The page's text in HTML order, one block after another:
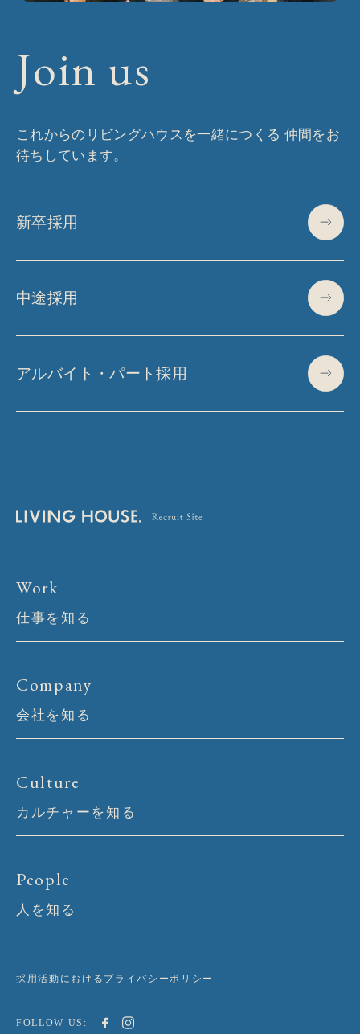
Join us
これからのリビングハウスを一緒につくる 仲間をお
待ちしています。
新卒採用
中途採用
アルバイト・パート採用
Work
仕事を知る
Company
会社を知る
Culture
カルチャーを知る
People
人を知る
採用活動におけるプライバシーポリシー
FOLLOW US: